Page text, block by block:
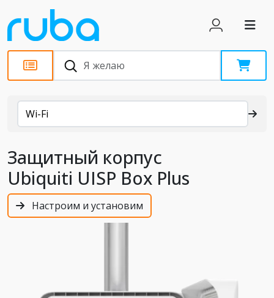
Каталог
Wi-Fi
Защитный корпус
Ubiquiti UISP Box Plus
Настроим и установим